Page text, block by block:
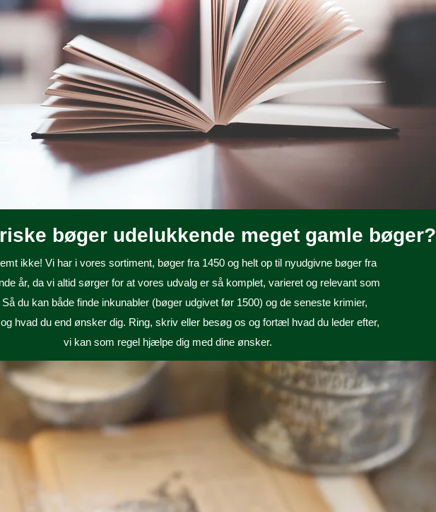
bøger udelukkende meget gamle bøger?
ikke! Vi har i vores sortiment, bøger fra 1450 og helt op til nyudgivne bøger fra
år, da vi altid sørger for at vores udvalg er så komplet, varieret og relevant som
Så du kan både finde inkunabler (bøger udgivet før 1500) og de seneste krimier,
hvad du end ønsker dig. Ring, skriv eller besøg os og fortæl hvad du leder efter,
vi kan som regel hjælpe dig med dine ønsker.